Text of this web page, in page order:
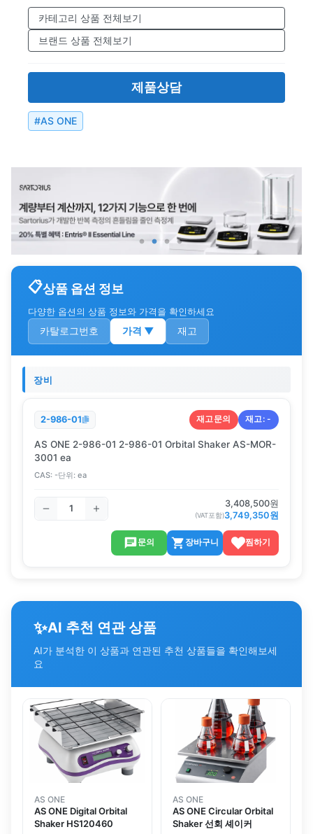
카테고리 상품 전체보기
브랜드 상품 전체보기
제품상담
#AS ONE
상품 옵션 정보
다양한 옵션의 상품 정보와 가격을 확인하세요
카탈로그번호 가격 ▼ 재고
장비
2-986-01 재고문의 재고:-
AS ONE 2-986-01 2-986-01 Orbital Shaker AS-MOR-
3001 ea
CAS: -단위: ea
3,408,500원
(VAT포함)3,749,350원
문의 장바구니 찜하기
✨AI 추천 연관 상품
AI가 분석한 이 상품과 연관된 추천 상품들을 확인해보세
요
AS ONE
AS ONE Digital Orbital
Shaker HS120460
AS ONE
AS ONE Circular Orbital
Shaker 선회 셰이커